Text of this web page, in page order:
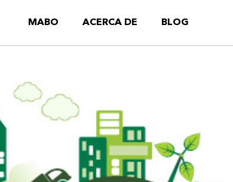
MABO ACERCA DE BLOG